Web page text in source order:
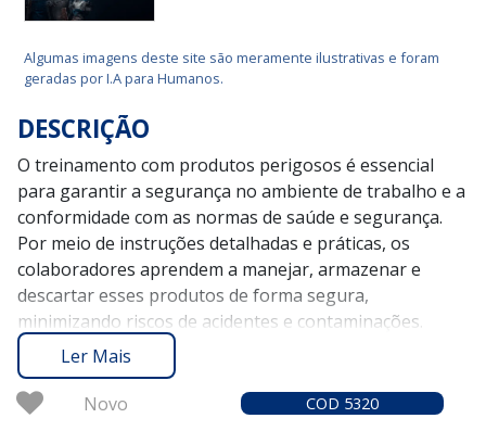
Algumas imagens deste site são meramente ilustrativas e foram
geradas por I.A para Humanos.
DESCRIÇÃO
O treinamento com produtos perigosos é essencial
para garantir a segurança no ambiente de trabalho e a
conformidade com as normas de saúde e segurança.
Por meio de instruções detalhadas e práticas, os
colaboradores aprendem a manejar, armazenar e
descartar esses produtos de forma segura,
minimizando riscos de acidentes e contaminações.
O Soluções Industriais conecta você aos melhores
fornecedores de serviços de treinamento especializado
em produtos perigosos, oferecendo uma plataforma
Ler Mais
Novo
COD 5320